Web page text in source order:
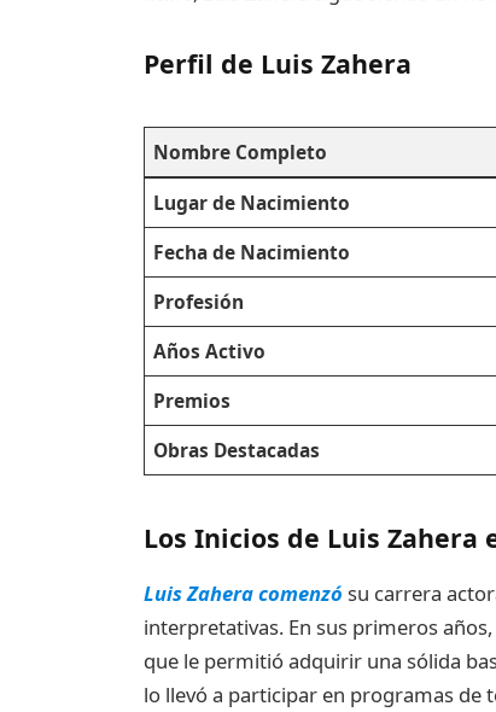
Perfil de Luis Zahera
Nombre Completo
Lugar de Nacimiento
Fecha de Nacimiento
Profesión
Años Activo
Premios
Obras Destacadas
Los Inicios de Luis Zahera
Luis Zahera comenzó su carrera
interpretativas. En sus primeros
que le permitió adquirir una sólida
lo llevó a participar en programas de